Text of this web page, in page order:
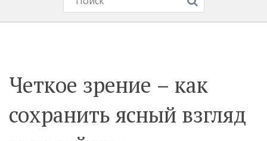
Четкое зрение – как
сохранить ясный взгляд